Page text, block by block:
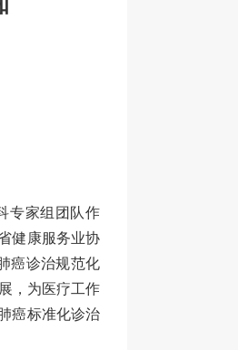
专家组团队作
健康服务业协
癌诊治规范化
，为医疗工作
癌标准化诊治